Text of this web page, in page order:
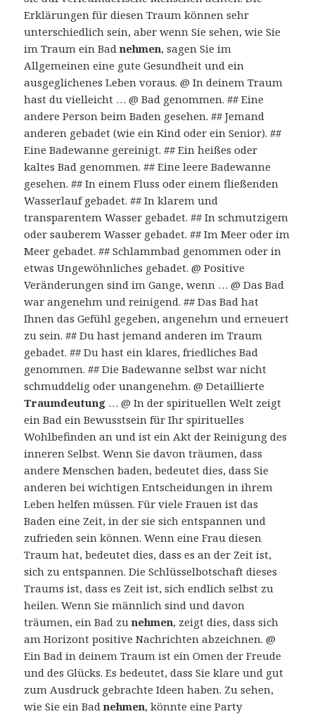
Erklärungen für diesen Traum können sehr
unterschiedlich sein, aber wenn Sie sehen, wie Sie
im Traum ein Badnehmen, sagen Sie im
Allgemeinen eine gute Gesundheit und ein
ausgeglichenes Leben voraus. @ In deinem Traum
hast du vielleicht … @ Bad genommen. ## Eine
andere Person beim Baden gesehen. ## Jemand
anderen gebadet (wie ein Kind oder ein Senior). ##
Eine Badewanne gereinigt. ## Ein heißes oder
kaltes Bad genommen. ## Eine leere Badewanne
gesehen. ## In einem Fluss oder einem fließenden
Wasserlauf gebadet. ## In klarem und
transparentem Wasser gebadet. ## In schmutzigem
oder sauberem Wasser gebadet. ## Im Meer oder im
Meer gebadet. ## Schlammbad genommen oder in
etwas Ungewöhnliches gebadet. @ Positive
Veränderungen sind im Gange, wenn … @ Das Bad
war angenehm und reinigend. ## Das Bad hat
Ihnen das Gefühl gegeben, angenehm und erneuert
zu sein. ## Du hast jemand anderen im Traum
gebadet. ## Du hast ein klares, friedliches Bad
genommen. ## Die Badewanne selbst war nicht
schmuddelig oder unangenehm. @ Detaillierte
Traumdeutung … @ In der spirituellen Welt zeigt
ein Bad ein Bewusstsein für Ihr spirituelles
Wohlbefinden an und ist ein Akt der Reinigung des
inneren Selbst. Wenn Sie davon träumen, dass
andere Menschen baden, bedeutet dies, dass Sie
anderen bei wichtigen Entscheidungen in ihrem
Leben helfen müssen. Für viele Frauen ist das
Baden eine Zeit, in der sie sich entspannen und
zufrieden sein können. Wenn eine Frau diesen
Traum hat, bedeutet dies, dass es an der Zeit ist,
sich zu entspannen. Die Schlüsselbotschaft dieses
Traums ist, dass es Zeit ist, sich endlich selbst zu
heilen. Wenn Sie männlich sind und davon
träumen, ein Bad zunehmen, zeigt dies, dass sich
am Horizont positive Nachrichten abzeichnen. @
Ein Bad in deinem Traum ist ein Omen der Freude
und des Glücks. Es bedeutet, dass Sie klare und gut
zum Ausdruck gebrachte Ideen haben. Zu sehen,
wie Sie ein Badnehmen, könnte eine Party